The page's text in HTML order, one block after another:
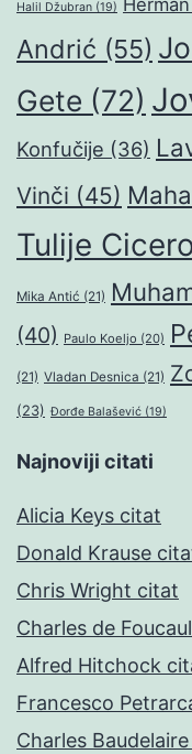
Halil Džubran (19)
Andrić (55)
Gete (72)
Konfučije (36)
Vinči (45)
Tulije
Mika Antić (21)
(40) Paulo Koeljo (20)
(21) Vladan Desnica (21)
(23) Đorđe Balašević (19)
Najnoviji citati
Alicia Keys citat
Donald Krause
Chris Wright citat
Charles de
Alfred Hitchock
Francesco
Charles